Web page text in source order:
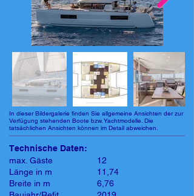
In dieser Bildergalerie finden Sie allgemeine Ansichten der zur
Verfügung stehenden Boote bzw. Yachtmodelle. Die
tatsächlichen Ansichten können im Detail abweichen.
Technische Daten:
max. Gäste
Länge in m
Breite in m
12
11,74
6,76